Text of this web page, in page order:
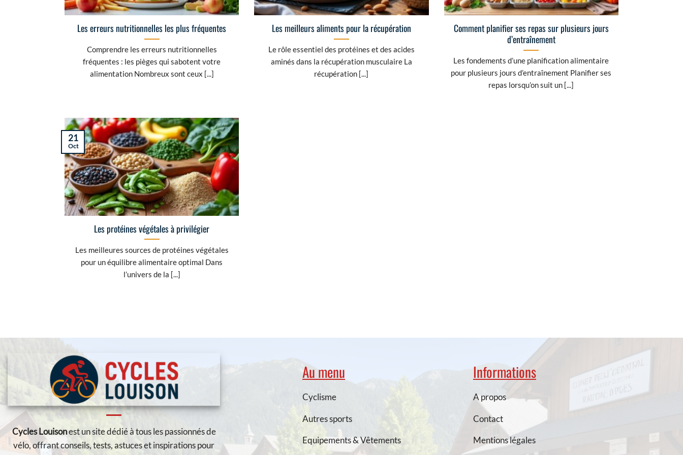
Les erreurs nutritionnelles les plus fréquentes
Comprendre les erreurs nutritionnelles
fréquentes : les pièges qui sabotent votre
alimentation Nombreux sont ceux [...]
Les meilleurs aliments pour la récupération
Le rôle essentiel des protéines et des acides
aminés dans la récupération musculaire La
récupération [...]
Comment planifier ses repas sur plusieurs jours
d’entraînement
Les fondements d’une planification alimentaire
pour plusieurs jours d’entraînement Planifier ses
repas lorsqu’on suit un [...]
Les protéines végétales à privilégier
Les meilleures sources de protéines végétales
pour un équilibre alimentaire optimal Dans
l’univers de la [...]
21
Oct
Cycles Louisonest un site dédié à tous les passionnés de
vélo, offrant conseils, tests, astuces et inspirations pour
Au menu
Cyclisme
Autres sports
Equipements & Vêtements
Informations
A propos
Contact
Mentions légales